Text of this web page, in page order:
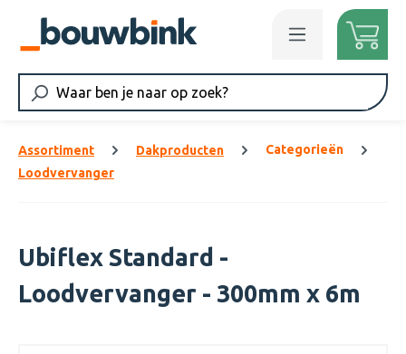
Ga naar de hoofdinhoud
Assortiment Dakproducten
Categorieën
Loodvervanger
Ubiflex Standard -
Loodvervanger - 300mm x 6m